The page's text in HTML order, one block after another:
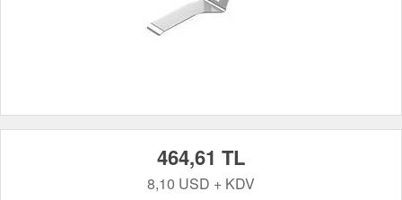
464,61 TL
8,10 USD + KDV